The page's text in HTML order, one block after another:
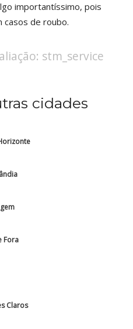
importantíssimo, pois
casos de roubo.
stm_service
cidades
Fora
Claros